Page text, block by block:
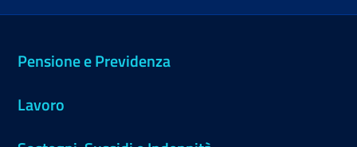
Pensione e Previdenza
Lavoro